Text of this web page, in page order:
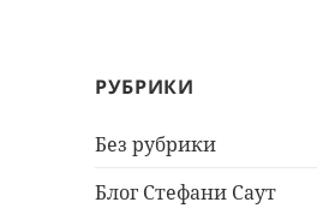
РУБРИКИ
Без рубрики
Блог Стефани Саут